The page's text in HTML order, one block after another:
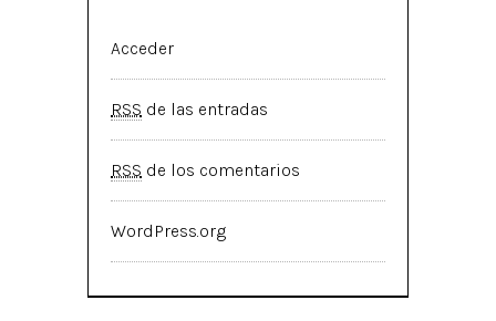
Acceder
RSS de las entradas
RSS de los comentarios
WordPress.org